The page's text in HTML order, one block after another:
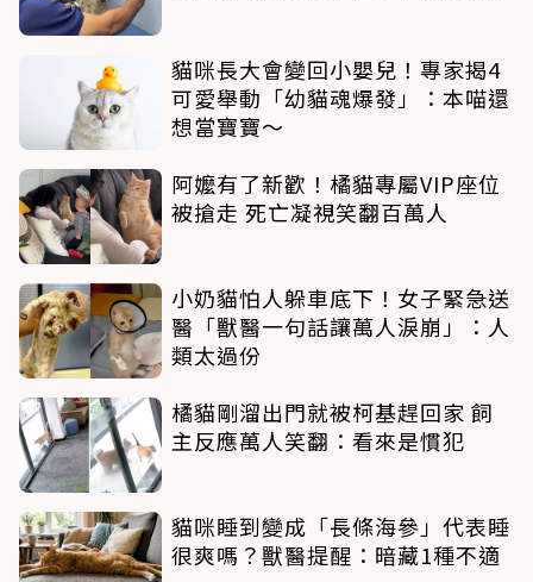
貓咪長大會變回小嬰兒！專家揭4
可愛舉動「幼貓魂爆發」：本喵還
想當寶寶～
阿嬤有了新歡！橘貓專屬VIP座位
被搶走 死亡凝視笑翻百萬人
小奶貓怕人躲車底下！女子緊急送
醫「獸醫一句話讓萬人淚崩」：人
類太過份
橘貓剛溜出門就被柯基趕回家 飼
主反應萬人笑翻：看來是慣犯
貓咪睡到變成「長條海參」代表睡
很爽嗎？獸醫提醒：暗藏1種不適